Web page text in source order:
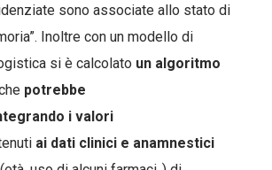
sono associate allo stato di
Inoltre con un modello di
si è calcolato un algoritmo
potrebbe
i valori
ai dati clinici e anamnestici